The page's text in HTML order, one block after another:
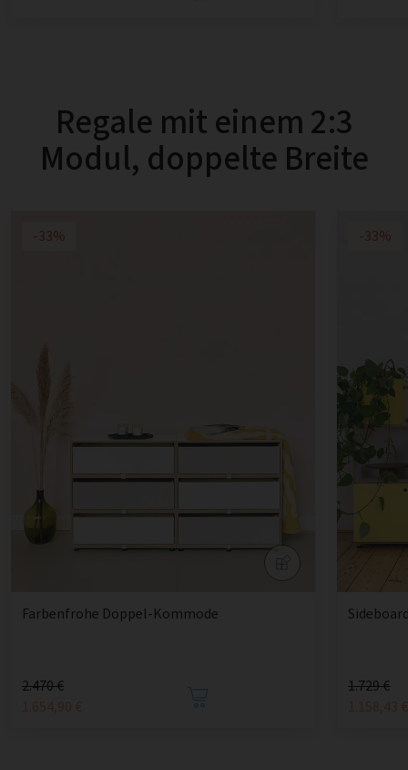
Regale mit einem 2:3
Modul, doppelte Breite
-33%
Farbenfrohe Doppel-Kommode
2.470 €
1.654,90 €
-33%
1.729 €
1.158,43 €